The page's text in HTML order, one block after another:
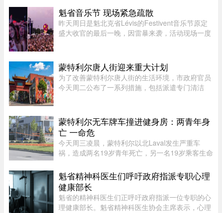
少女催促，心生不满竟先动手攻击，更教唆儿
子“帮我打她”。不料，她反遭 ...
魁省音乐节 现场紧急疏散
昨天周日是魁北克省Lévis的Festivent音乐节原定
盛大收官的最后一晚，因雷暴来袭，活动现场一度
Festivent场地因此暂时关闭。 ...
蒙特利尔唐人街迎来重大计划
为了改善蒙特利尔唐人街的生活环境，市政府官员
今天周二公布了一系列措施，包括派遣专门清洁
示：“我们正在把承诺变成行动 ...
蒙特利尔无车牌车撞进健身房：两青年身
亡 一命危
今天周三凌晨，蒙特利尔以北Laval发生严重车
祸，造成两名19岁青年死亡，另一名19岁乘客生命
右，巡警发现涉事车辆并示意停车，但车辆迅速加
速逃离，警方并未展开追逐。不 ...
魁省精神科医生们呼吁政府指派专职心理
健康部长
魁省的精神科医生们正呼吁政府指派一位专职的心
理健康部长。魁省精神科医生协会主席表示，心理